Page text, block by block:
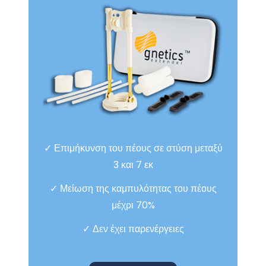
✓ Επιμήκυνση του πέους σε στύση μεταξύ
3 και 7 εκ
✓ Μείωση της καμπυλότητας του πέους
μέχρι 70%
✓ Δεν έχει παρενέργειες